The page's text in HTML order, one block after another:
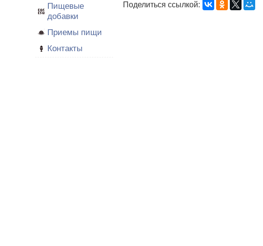
Пищевые
добавки
Приемы пищи
Контакты
Поделиться ссылкой: